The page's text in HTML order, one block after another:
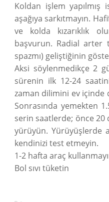
Koldan işlem
aşağıya sarkıtmayın.
ve kolda kızarıklık
başvurun. Radial arter
spazmı) geliştiğinin
Aksi söylenmedikçe 2
sürenin ilk 12-24
zaman dilimini ev
Sonrasında yemekten
serin saatlerde; önce 20
yürüyün. Yürüyüşlerde
kendinizi test etmeyin.
1-2 hafta araç
Bol sıvı tüketin